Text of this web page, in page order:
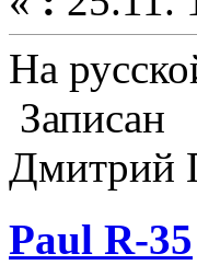
На
Записан
Дмитрий
Paul R-35